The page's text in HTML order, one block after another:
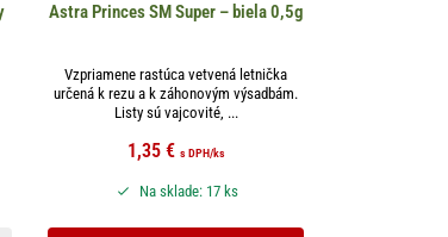
Astra Princes SM Super – biela 0,5g
Vzpriamene rastúca vetvená letnička
určená k rezu a k záhonovým výsadbám.
Listy sú vajcovité, ...
1,35 € s DPH/ks
Na sklade: 17 ks